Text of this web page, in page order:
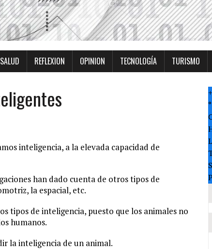
SALUD REFLEXION OPINION TECNOLOGÍA TURISMO
inteligencia, a la elevada capacidad de
han dado cuenta de otros tipos de
la espacial, etc.
tipos de inteligencia, puesto que los animales no
humanos.
la inteligencia de un animal.
+
°